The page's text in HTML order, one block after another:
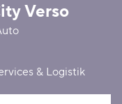
Verso
& Logistik